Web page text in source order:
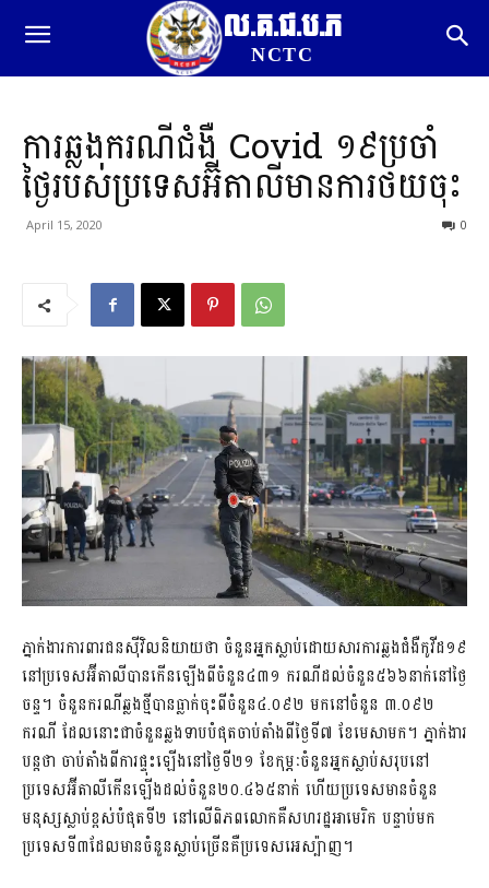
ល.គ.ជ.ប.ភ
NCTC
ការឆ្លងករណីជំងឺ Covid ១៩ប្រចាំ
ថ្ងៃរបស់ប្រទេសអ៊ីតាលីមានការថយចុះ
April 15, 2020 0
ភ្នាក់ងារការពារជនស៊ីវិលនិយាយថា ចំនួនអ្នកស្លាប់ដោយសារការឆ្លងជំងឺកូវីដ១៩
នៅប្រទេសអ៊ីតាលីបានកើនឡើងពីចំនួន៤៣១ ករណីដល់ចំនួន៥៦៦នាក់នៅថ្ងៃ
ចន្ទ។ ចំនួនករណីឆ្លងថ្មីបានធ្លាក់ចុះពីចំនួន៤.០៩២ មកនៅចំនួន ៣.០៩២
ករណី ដែលនោះជាចំនួនឆ្លងទាបបំផុតចាប់តាំងពីថ្ងៃទី៧ ខែមេសាមក។ ភ្នាក់ងារ
បន្តថា ចាប់តាំងពីការផ្ទុះឡើងនៅថ្ងៃទី២១ ខែកុម្ភៈចំនួនអ្នកស្លាប់សរុបនៅ
ប្រទេសអ៊ីតាលីកើនឡើងដល់ចំនួន២០.៤៦៥នាក់ ហើយប្រទេសមានចំនួន
មនុស្សស្លាប់ខ្ពស់បំផុតទី២ នៅលើពិភពលោកគឺសហរដ្ឋអាមេរិក បន្ទាប់មក
ប្រទេសទី៣ដែលមានចំនួនស្លាប់ច្រើនគឺប្រទេសអេស្ប៉ាញ។